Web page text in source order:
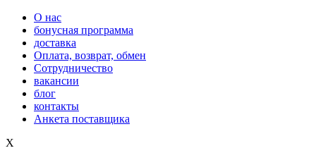
О нас
бонусная программа
доставка
Оплата, возврат, обмен
Сотрудничество
вакансии
блог
контакты
Анкета поставщика
X